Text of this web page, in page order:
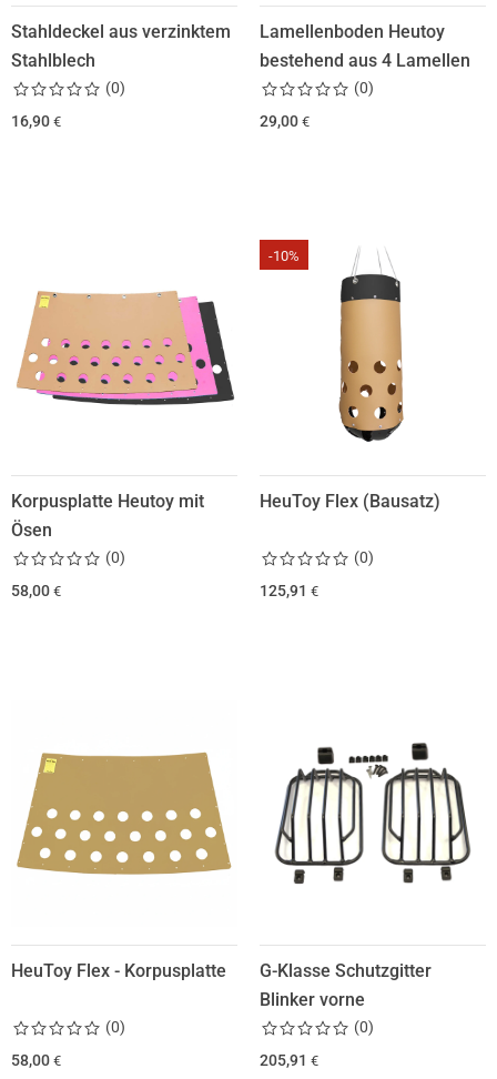
Stahldeckel aus verzinktem
Stahlblech
(0)
16,90 €
Lamellenboden Heutoy
bestehend aus 4 Lamellen
(0)
29,00 €
Korpusplatte Heutoy mit
Ösen
(0)
58,00 €
-10%
HeuToy Flex (Bausatz)
(0)
125,91 €
HeuToy Flex - Korpusplatte
(0)
58,00 €
G-Klasse Schutzgitter
Blinker vorne
(0)
205,91 €